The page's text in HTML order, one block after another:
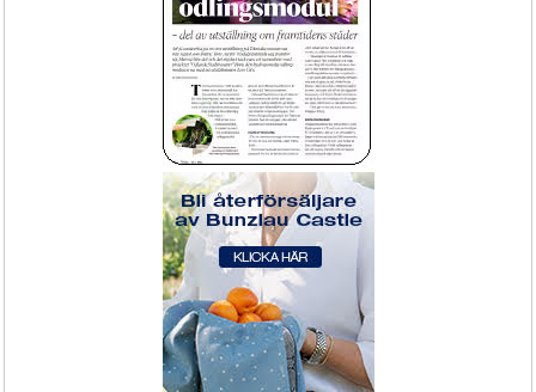
HortiMax
Näringsdosering pumpstation
FertiMiX-Go
HortiMax gödselblandare men hög
noggrannhet
Självgående regntåg RollcarT-V för
bevattning med kraftig turbindrift 33-
Dropp odla nu